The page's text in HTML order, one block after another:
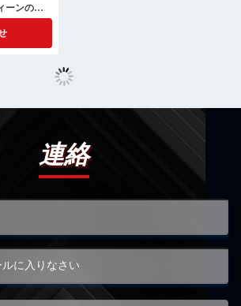
ーンのコ
連絡